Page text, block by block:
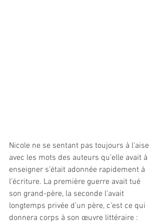
Nicole ne se sentant pas toujours à l’aise
avec les mots des auteurs qu’elle avait à
enseigner s’était adonnée rapidement à
l’écriture. La première guerre avait tué
son grand-père, la seconde l’avait
longtemps privée d’un père, c’est ce qui
donnera corps à son œuvre littéraire :